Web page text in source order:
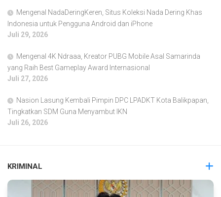
Mengenal NadaDeringKeren, Situs Koleksi Nada Dering Khas
Indonesia untuk Pengguna Android dan iPhone
Juli 29, 2026
Mengenal 4K Ndraaa, Kreator PUBG Mobile Asal Samarinda
yang Raih Best Gameplay Award Internasional
Juli 27, 2026
Nasion Lasung Kembali Pimpin DPC LPADKT Kota Balikpapan,
Tingkatkan SDM Guna Menyambut IKN
Juli 26, 2026
KRIMINAL